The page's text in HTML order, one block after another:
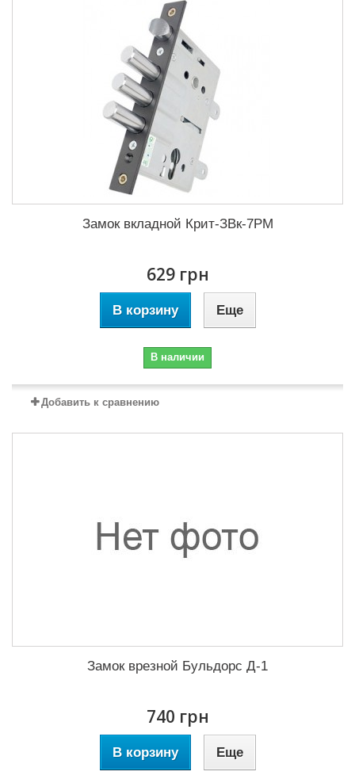
Замок вкладной Крит-ЗВк-7РМ
629 грн
В корзину Еще
В наличии
Добавить к сравнению
Замок врезной Бульдорс Д-1
740 грн
В корзину Еще